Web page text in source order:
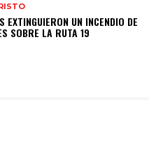
EXTINGUIERON UN INCENDIO DE
SOBRE LA RUTA 19